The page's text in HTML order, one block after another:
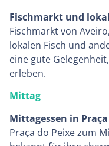
Fischmarkt und
Fischmarkt von
lokalen Fisch und
eine gute
erleben.
Mittag
Mittagessen in
Praça do Peixe zum